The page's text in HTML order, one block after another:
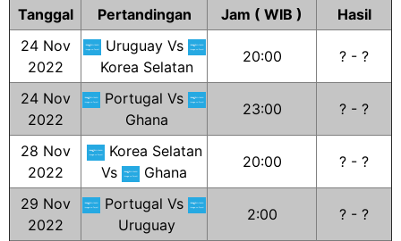
Tanggal
Pertandingan Jam ( WIB )
Hasil
24 Nov
2022
Uruguay Vs
Korea Selatan
20:00 ? - ?
24 Nov
2022
Portugal Vs
Ghana
23:00 ? - ?
28 Nov
2022
Korea Selatan
Vs
Ghana
20:00 ? - ?
29 Nov
2022
Portugal Vs
Uruguay
2:00 ? - ?